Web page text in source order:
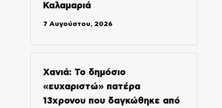
Καλαμαριά
7 Αυγούστου, 2026
Χανιά: Το δημόσιο
«ευχαριστώ» πατέρα
13χρονου που δαγκώθηκε από